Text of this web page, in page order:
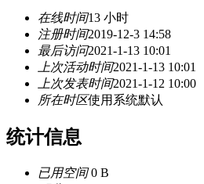
在线时间13 小时
注册时间2019-12-3 14:58
最后访问2021-1-13 10:01
上次活动时间2021-1-13 10:01
上次发表时间2021-1-12 10:00
所在时区使用系统默认
统计信息
已用空间0 B